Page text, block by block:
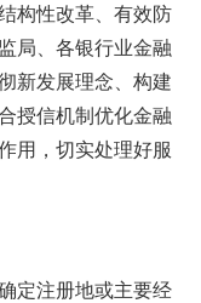
构性改革、有效防
局、各银行业金融
新发展理念、构建
授信机制优化金融
用，切实处理好服
定注册地或主要经